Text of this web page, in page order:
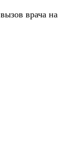
врача на